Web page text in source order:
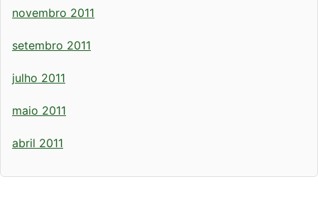
novembro 2011
setembro 2011
julho 2011
maio 2011
abril 2011